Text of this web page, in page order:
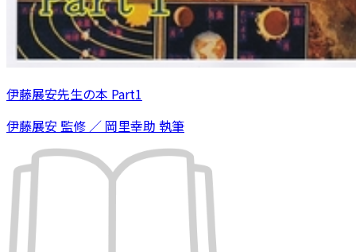
伊藤展安先生の本 Part1
伊藤展安 監修 ／ 岡里幸助 執筆